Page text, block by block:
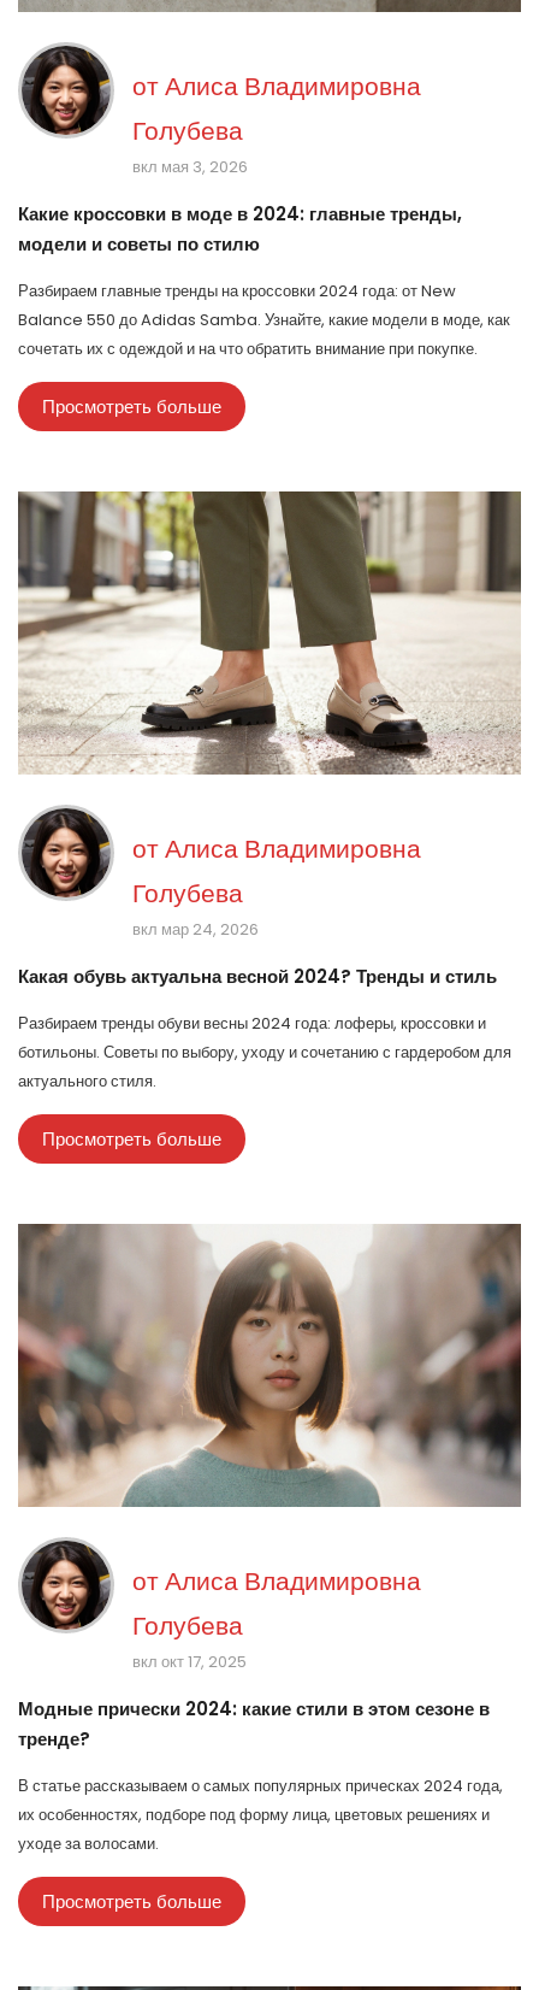
отАлиса Владимировна
Голубева
вкл мая 3, 2026
Какие кроссовки в моде в 2024: главные тренды,
модели и советы по стилю
Разбираем главные тренды на кроссовки 2024 года: от New
Balance 550 до Adidas Samba. Узнайте, какие модели в моде, как
сочетать их с одеждой и на что обратить внимание при покупке.
Просмотреть больше
отАлиса Владимировна
Голубева
вкл мар 24, 2026
Какая обувь актуальна весной 2024? Тренды и стиль
Разбираем тренды обуви весны 2024 года: лоферы, кроссовки и
ботильоны. Советы по выбору, уходу и сочетанию с гардеробом для
актуального стиля.
Просмотреть больше
отАлиса Владимировна
Голубева
вкл окт 17, 2025
Модные прически 2024: какие стили в этом сезоне в
тренде?
В статье рассказываем о самых популярных прическах 2024 года,
их особенностях, подборе под форму лица, цветовых решениях и
уходе за волосами.
Просмотреть больше